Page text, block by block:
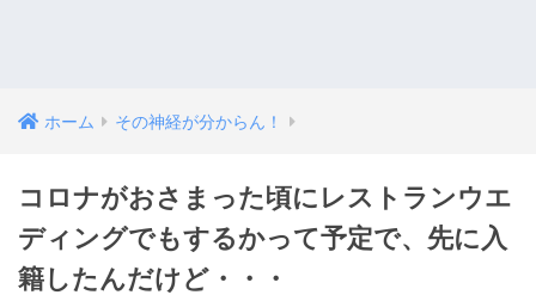
ホーム その神経が分からん！
コロナがおさまった頃にレストランウエ
ディングでもするかって予定で、先に入
籍したんだけど・・・